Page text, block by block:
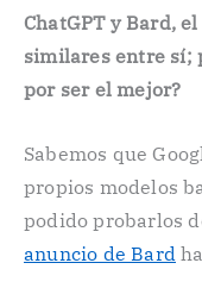
ChatGPT y Bard,
similares entre sí;
por ser el mejor?
Sabemos que
propios modelos
podido probarlos
anuncio de Bard